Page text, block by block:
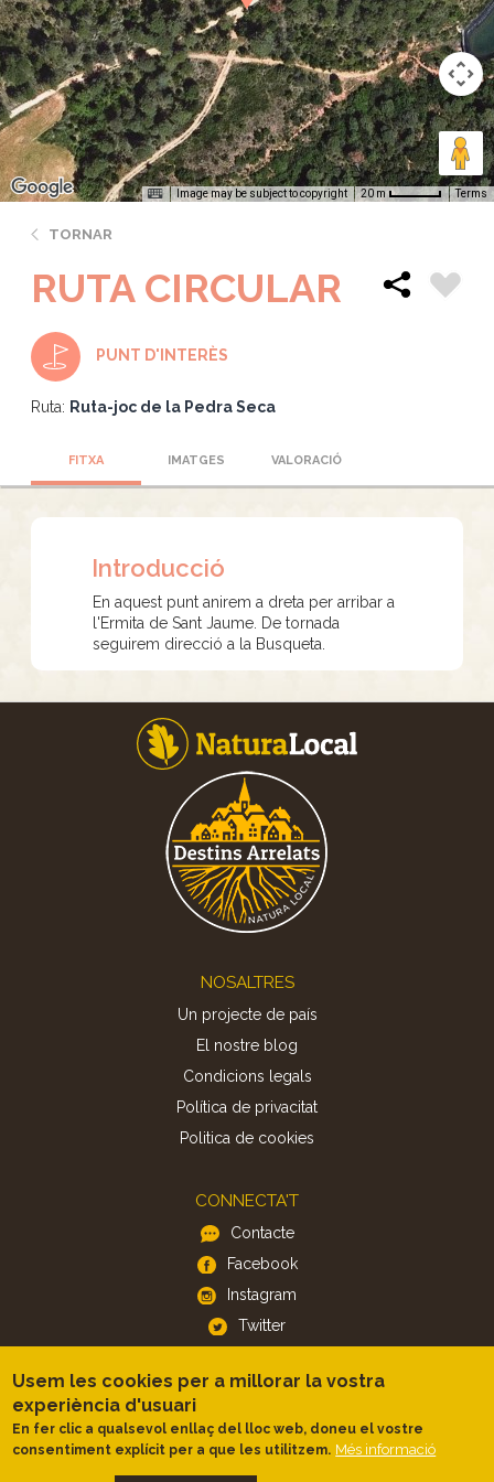
Image may be subject to copyright 20 m Terms
TORNAR
RUTA CIRCULAR
PUNT D'INTERÈS
Ruta: Ruta-joc de la Pedra Seca
FITXA IMATGES VALORACIÓ
Introducció
En aquest punt anirem a dreta per arribar a
l'Ermita de Sant Jaume. De tornada
seguirem direcció a la Busqueta.
NOSALTRES
Un projecte de país
El nostre blog
Condicions legals
Política de privacitat
Politica de cookies
CONNECTA'T
Contacte
Facebook
Instagram
Twitter
APP
iOS
Android
Usem les cookies per a millorar la vostra
experiència d'usuari
En fer clic a qualsevol enllaç del lloc web, doneu el vostre
consentiment explícit per a que les utilitzem. Més informació